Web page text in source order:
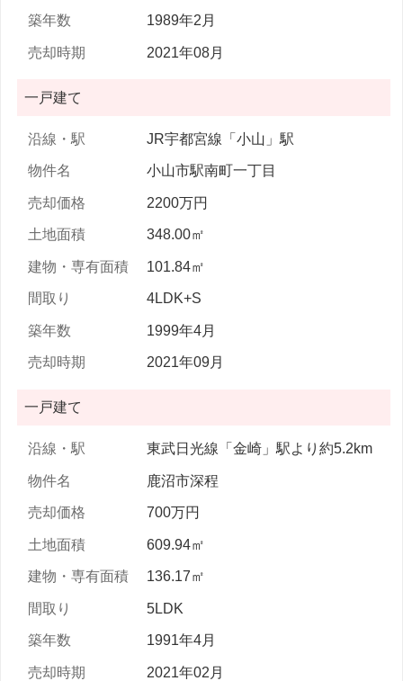
1989年2月
2021年08月
一戸建て
JR宇都宮線「小山」駅
小山市駅南町一丁目
2200万円
348.00㎡
101.84㎡
4LDK+S
1999年4月
2021年09月
一戸建て
東武日光線「金崎」駅より約5.2km
鹿沼市深程
700万円
609.94㎡
136.17㎡
5LDK
1991年4月
2021年02月